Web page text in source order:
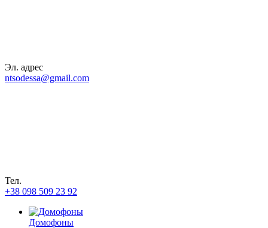
Эл. адрес
ntsodessa@gmail.com
Тел.
+38 098 509 23 92
Домофоны